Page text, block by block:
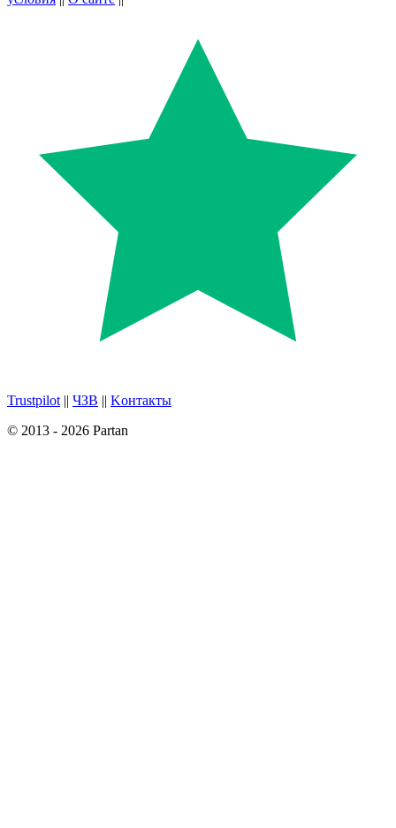
Trustpilot || ЧЗВ || Kонтакты
© 2013 - 2026 Partan